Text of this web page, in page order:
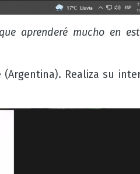
aprenderé mucho en
Realiza su